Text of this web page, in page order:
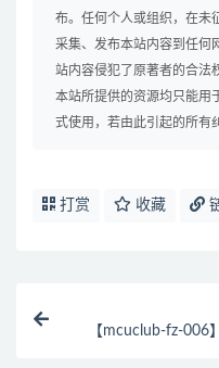
布。任何个人或组织，在未
采集、发布本站内容到任何
站内容侵犯了原著者的合法
本站所提供的资源均只能用
式使用，若由此引起的所有
打赏 收藏
【mcuclub-fz-006